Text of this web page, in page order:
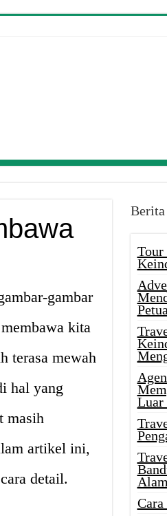
gambar
kita
terasa mewah
hal yang
masih
artikel ini,
detail.
Berita
Luar